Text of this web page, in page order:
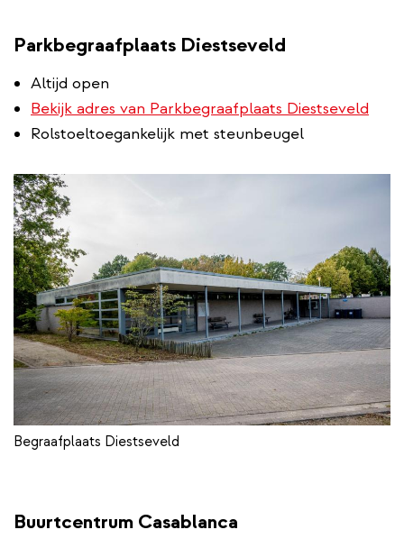
Parkbegraafplaats Diestseveld
Altijd open
Bekijk adres van Parkbegraafplaats Diestseveld
Rolstoeltoegankelijk met steunbeugel
Begraafplaats Diestseveld
Buurtcentrum Casablanca